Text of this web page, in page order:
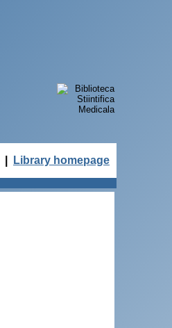
Library homepage